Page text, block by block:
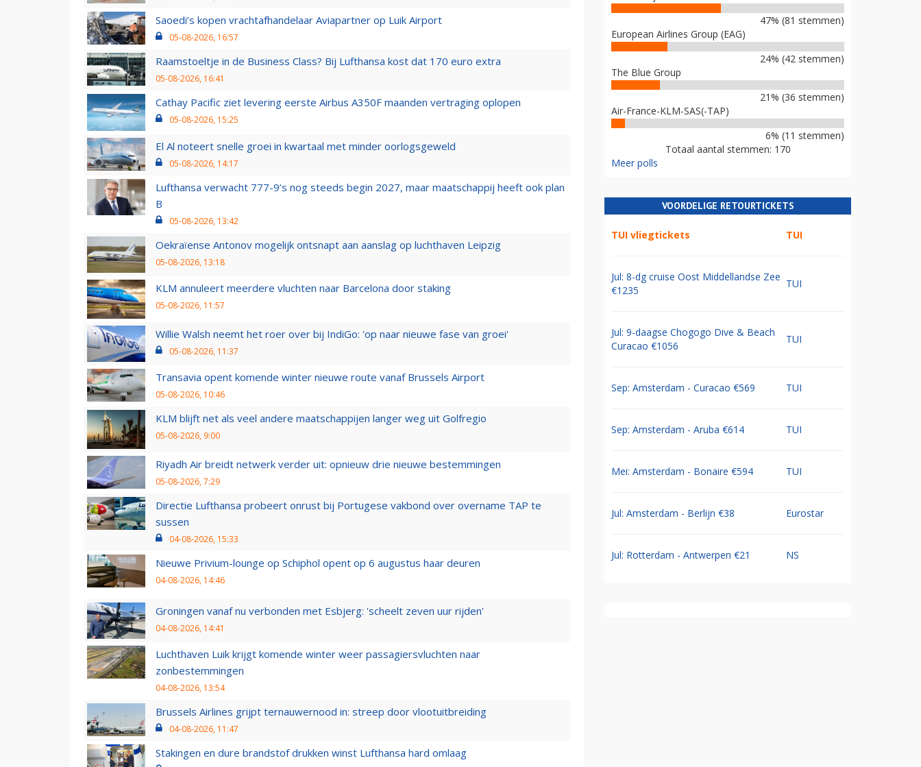
Saoedi’s kopen vrachtafhandelaar Aviapartner op Luik Airport
05-08-2026, 16:57
Raamstoeltje in de Business Class? Bij Lufthansa kost dat 170 euro extra
05-08-2026, 16:41
Cathay Pacific ziet levering eerste Airbus A350F maanden vertraging oplopen
05-08-2026, 15:25
El Al noteert snelle groei in kwartaal met minder oorlogsgeweld
05-08-2026, 14:17
Lufthansa verwacht 777-9’s nog steeds begin 2027, maar maatschappij heeft ook plan
B
05-08-2026, 13:42
Oekraïense Antonov mogelijk ontsnapt aan aanslag op luchthaven Leipzig
05-08-2026, 13:18
KLM annuleert meerdere vluchten naar Barcelona door staking
05-08-2026, 11:57
Willie Walsh neemt het roer over bij IndiGo: 'op naar nieuwe fase van groei'
05-08-2026, 11:37
Transavia opent komende winter nieuwe route vanaf Brussels Airport
05-08-2026, 10:46
KLM blijft net als veel andere maatschappijen langer weg uit Golfregio
05-08-2026, 9:00
Riyadh Air breidt netwerk verder uit: opnieuw drie nieuwe bestemmingen
05-08-2026, 7:29
Directie Lufthansa probeert onrust bij Portugese vakbond over overname TAP te
sussen
04-08-2026, 15:33
Nieuwe Privium-lounge op Schiphol opent op 6 augustus haar deuren
04-08-2026, 14:46
Groningen vanaf nu verbonden met Esbjerg: 'scheelt zeven uur rijden'
04-08-2026, 14:41
Luchthaven Luik krijgt komende winter weer passagiersvluchten naar
zonbestemmingen
04-08-2026, 13:54
Brussels Airlines grijpt ternauwernood in: streep door vlootuitbreiding
04-08-2026, 11:47
Stakingen en dure brandstof drukken winst Lufthansa hard omlaag
47% (81 stemmen)
European Airlines Group (EAG)
24% (42 stemmen)
The Blue Group
21% (36 stemmen)
Air-France-KLM-SAS(-TAP)
6% (11 stemmen)
Totaal aantal stemmen: 170
Meer polls
VOORDELIGE RETOURTICKETS
TUI vliegtickets TUI
Jul: 8-dg cruise Oost Middellandse Zee
€1235
TUI
Jul: 9-daagse Chogogo Dive & Beach
Curacao €1056
TUI
Sep: Amsterdam - Curacao €569 TUI
Sep: Amsterdam - Aruba €614 TUI
Mei: Amsterdam - Bonaire €594 TUI
Jul: Amsterdam - Berlijn €38 Eurostar
Jul: Rotterdam - Antwerpen €21 NS